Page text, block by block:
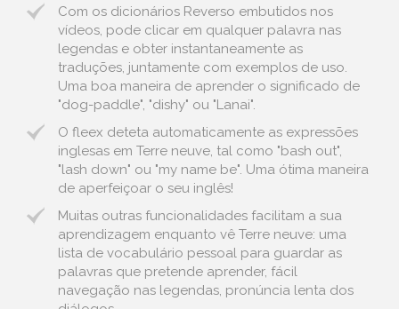
Com os dicionários Reverso embutidos nos
vídeos, pode clicar em qualquer palavra nas
legendas e obter instantaneamente as
traduções, juntamente com exemplos de uso.
Uma boa maneira de aprender o significado de
"dog-paddle", "dishy" ou "Lanai".
O fleex deteta automaticamente as expressões
inglesas em Terre neuve, tal como "bash out",
"lash down" ou "my name be". Uma ótima maneira
de aperfeiçoar o seu inglês!
Muitas outras funcionalidades facilitam a sua
aprendizagem enquanto vê Terre neuve: uma
lista de vocabulário pessoal para guardar as
palavras que pretende aprender, fácil
navegação nas legendas, pronúncia lenta dos